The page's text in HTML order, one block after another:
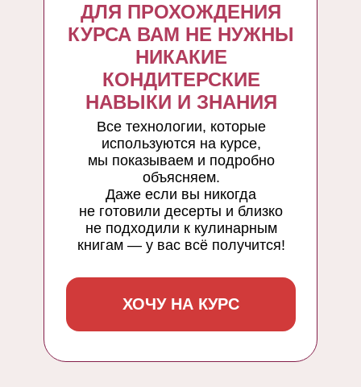
ДЛЯ ПРОХОЖДЕНИЯ
КУРСА ВАМ НЕ НУЖНЫ
НИКАКИЕ
КОНДИТЕРСКИЕ
НАВЫКИ И ЗНАНИЯ
Все технологии, которые
используются на курсе,
мы показываем и подробно
объясняем.
Даже если вы никогда
не готовили десерты и близко
не подходили к кулинарным
книгам — у вас всё получится!
ХОЧУ НА КУРС